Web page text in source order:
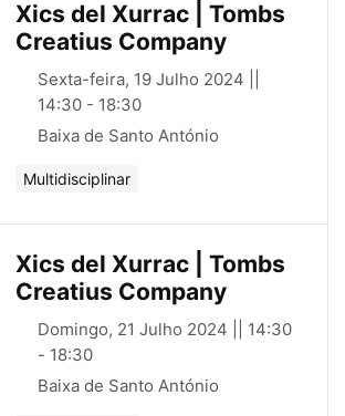
Xics del Xurrac | Tombs
Creatius Company
Sexta-feira, 19 Julho 2024 ||
14:30 - 18:30
Baixa de Santo António
Multidisciplinar
Xics del Xurrac | Tombs
Creatius Company
Domingo, 21 Julho 2024 || 14:30
- 18:30
Baixa de Santo António